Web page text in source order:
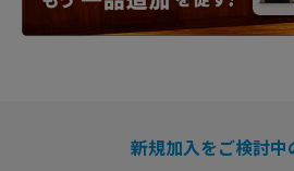
新規加入をご検討中